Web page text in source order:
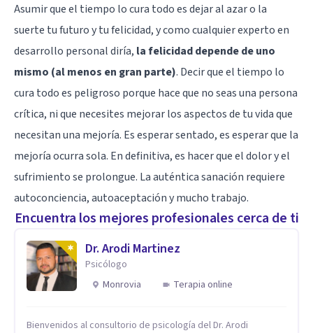
Asumir que el tiempo lo cura todo es dejar al azar o la
suerte tu futuro y tu felicidad, y como cualquier experto en
desarrollo personal diría, la felicidad depende de uno
mismo (al menos en gran parte). Decir que el tiempo lo
cura todo es peligroso porque hace que no seas una persona
crítica, ni que necesites mejorar los aspectos de tu vida que
necesitan una mejoría. Es esperar sentado, es esperar que la
mejoría ocurra sola. En definitiva, es hacer que el dolor y el
sufrimiento se prolongue. La auténtica sanación requiere
autoconciencia, autoaceptación y mucho trabajo.
Encuentra los mejores profesionales cerca de ti
Dr. Arodi Martinez
Psicólogo
Monrovia
Terapia online
Bienvenidos al consultorio de psicología del Dr. Arodi